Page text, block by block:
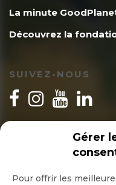
Gérer
Pour offrir les
La minute
Découvrez la
SUIVEZ-NOUS
INSCRIPTION